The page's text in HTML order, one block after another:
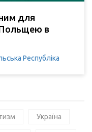
для
Польщею в
Республіка
Україна